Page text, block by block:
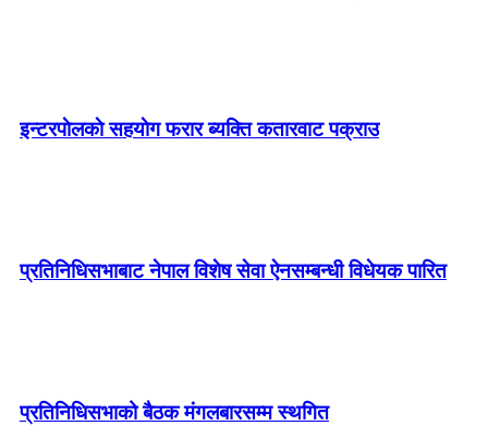
इन्टरपाेलकाे सहयाेग फरार ब्यक्ति कतारवाट पक्राउ
प्रतिनिधिसभाबाट नेपाल विशेष सेवा ऐनसम्बन्धी विधेयक पारित
प्रतिनिधिसभाको बैठक मंगलबारसम्म स्थगित